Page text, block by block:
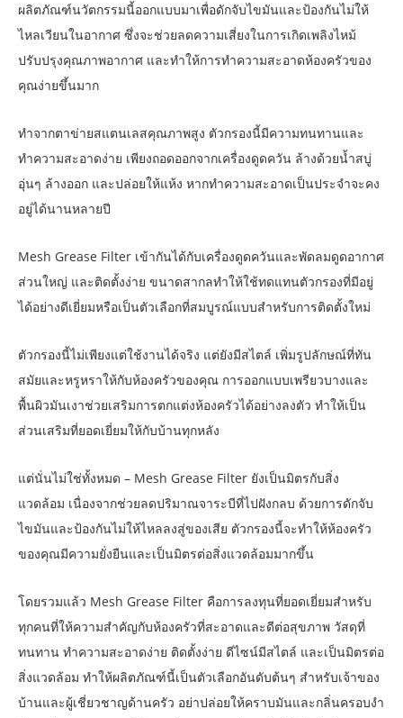
ผลิตภัณฑ์นวัตกรรมนี้ออกแบบมาเพื่อดักจับไขมันและป้องกันไม่ให้
ไหลเวียนในอากาศ ซึ่งจะช่วยลดความเสี่ยงในการเกิดเพลิงไหม้
ปรับปรุงคุณภาพอากาศ และทำให้การทำความสะอาดห้องครัวของ
คุณง่ายขึ้นมาก
ทำจากตาข่ายสแตนเลสคุณภาพสูง ตัวกรองนี้มีความทนทานและ
ทำความสะอาดง่าย เพียงถอดออกจากเครื่องดูดควัน ล้างด้วยน้ำสบู่
อุ่นๆ ล้างออก และปล่อยให้แห้ง หากทำความสะอาดเป็นประจำจะคง
อยู่ได้นานหลายปี
Mesh Grease Filter เข้ากันได้กับเครื่องดูดควันและพัดลมดูดอากาศ
ส่วนใหญ่ และติดตั้งง่าย ขนาดสากลทำให้ใช้ทดแทนตัวกรองที่มีอยู่
ได้อย่างดีเยี่ยมหรือเป็นตัวเลือกที่สมบูรณ์แบบสำหรับการติดตั้งใหม่
ตัวกรองนี้ไม่เพียงแต่ใช้งานได้จริง แต่ยังมีสไตล์ เพิ่มรูปลักษณ์ที่ทัน
สมัยและหรูหราให้กับห้องครัวของคุณ การออกแบบเพรียวบางและ
พื้นผิวมันเงาช่วยเสริมการตกแต่งห้องครัวได้อย่างลงตัว ทำให้เป็น
ส่วนเสริมที่ยอดเยี่ยมให้กับบ้านทุกหลัง
แต่นั่นไม่ใช่ทั้งหมด – Mesh Grease Filter ยังเป็นมิตรกับสิ่ง
แวดล้อม เนื่องจากช่วยลดปริมาณจาระบีที่ไปฝังกลบ ด้วยการดักจับ
ไขมันและป้องกันไม่ให้ไหลลงสู่ของเสีย ตัวกรองนี้จะทำให้ห้องครัว
ของคุณมีความยั่งยืนและเป็นมิตรต่อสิ่งแวดล้อมมากขึ้น
โดยรวมแล้ว Mesh Grease Filter คือการลงทุนที่ยอดเยี่ยมสำหรับ
ทุกคนที่ให้ความสำคัญกับห้องครัวที่สะอาดและดีต่อสุขภาพ วัสดุที่
ทนทาน ทำความสะอาดง่าย ติดตั้งง่าย ดีไซน์มีสไตล์ และเป็นมิตรต่อ
สิ่งแวดล้อม ทำให้ผลิตภัณฑ์นี้เป็นตัวเลือกอันดับต้นๆ สำหรับเจ้าของ
บ้านและผู้เชี่ยวชาญด้านครัว อย่าปล่อยให้คราบมันและกลิ่นครอบงำ